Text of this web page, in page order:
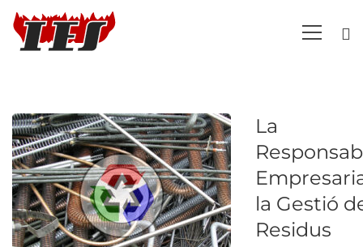
La
la Gestió
Residus